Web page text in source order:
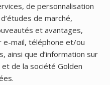
de personnalisation
de marché,
et avantages,
e-mail, téléphone et/ou
ainsi que d’information sur
de la société Golden